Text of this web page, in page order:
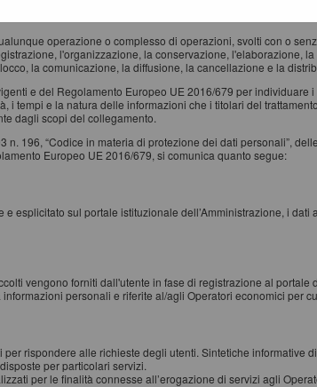
operazione o complesso di operazioni, svolti con o
l'organizzazione, la conservazione, l'elaborazione,
la comunicazione, la diffusione, la cancellazione e la
e del Regolamento Europeo UE 2016/679 per individuare
i tempi e la natura delle informazioni che i titolari del
dagli scopi del collegamento.
196, “Codice in materia di protezione dei dati personali”,
Europeo UE 2016/679, si comunica quanto segue:
esplicitato sul portale istituzionale dell’Amministrazione, i dati
vengono forniti dall'utente in fase di registrazione al portale
personali e riferite al/agli Operatori economici per
rispondere alle richieste degli utenti. Sintetiche informative
per particolari servizi.
per le finalità connesse all’erogazione di servizi agli